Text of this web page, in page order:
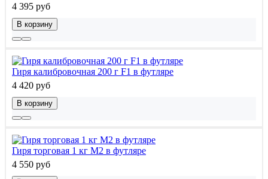
4 395 руб
В корзину
Гиря калибровочная 200 г F1 в футляре
4 420 руб
В корзину
Гиря торговая 1 кг М2 в футляре
4 550 руб